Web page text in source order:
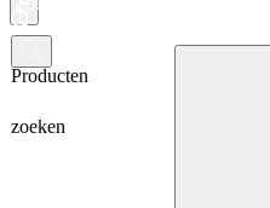
Producten
zoeken